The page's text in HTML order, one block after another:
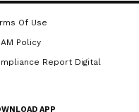
Of Use
Policy
Report Digital
APP